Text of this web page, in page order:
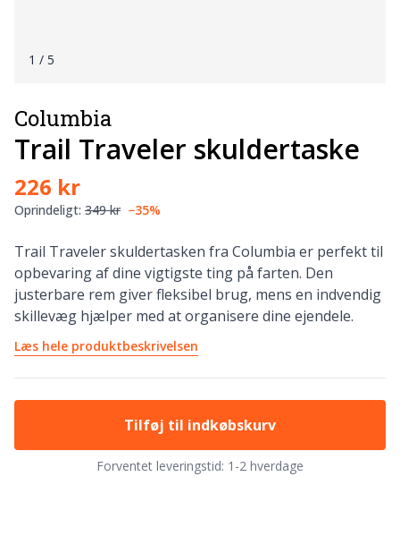
1 / 5
Columbia
Trail Traveler skuldertaske
226 kr
Oprindeligt: 349 kr −35%
Trail Traveler skuldertasken fra Columbia er perfekt til
opbevaring af dine vigtigste ting på farten. Den
justerbare rem giver fleksibel brug, mens en indvendig
skillevæg hjælper med at organisere dine ejendele.
Læs hele produktbeskrivelsen
Tilføj til indkøbskurv
Forventet leveringstid: 1-2 hverdage